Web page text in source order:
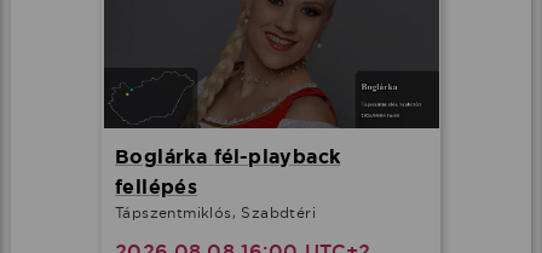
Boglárka fél-playback
fellépés
Tápszentmiklós, Szabdtéri